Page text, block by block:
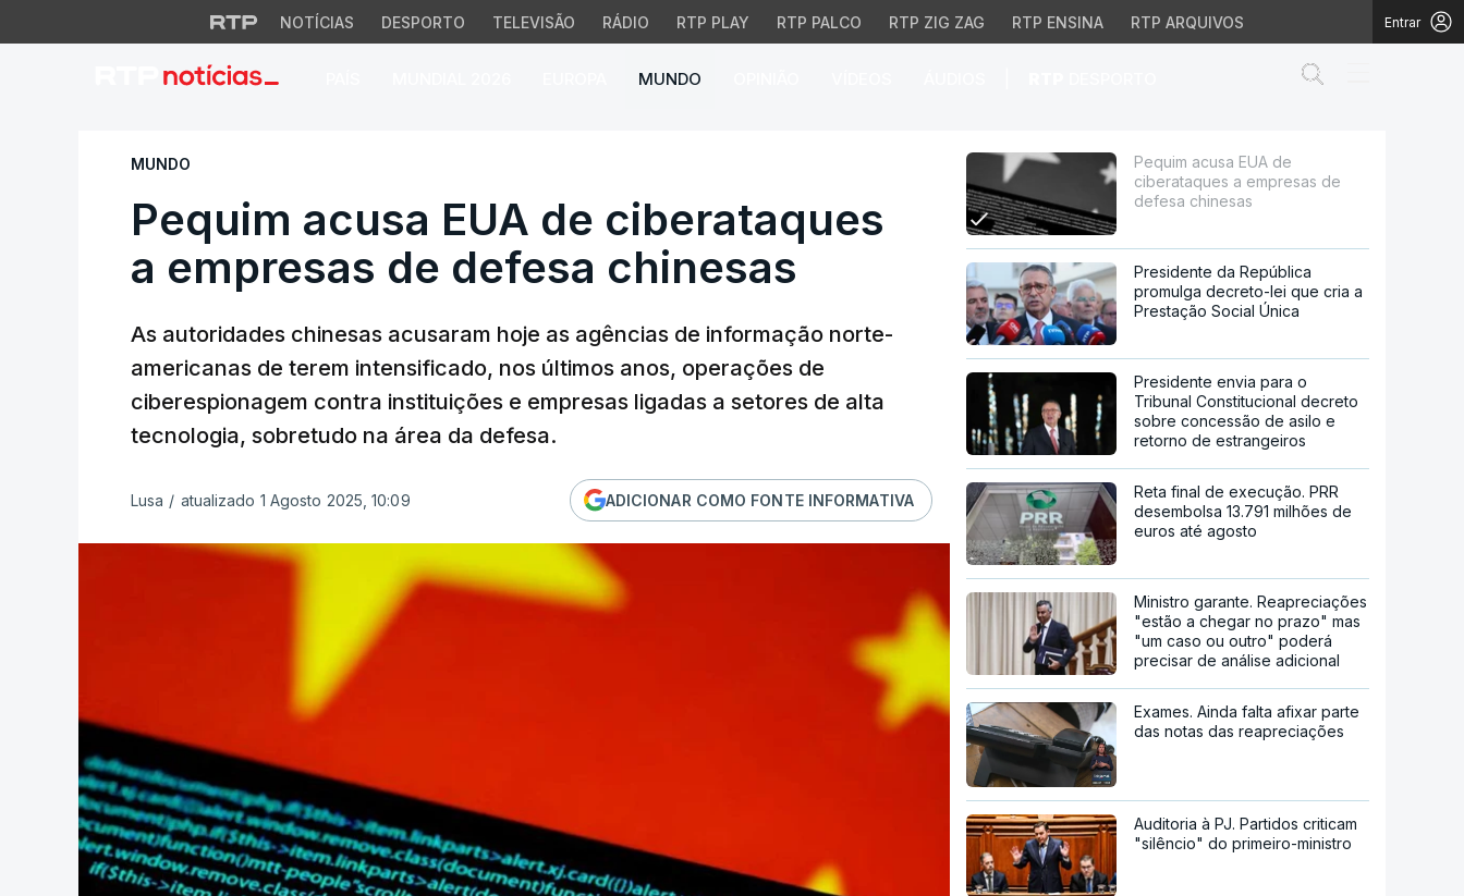
NOTÍCIAS DESPORTO TELEVISÃO RÁDIO RTP PLAY RTP PALCO RTP ZIG ZAG RTP ENSINA RTP ARQUIVOS Entrar
MUNDO
Pequim acusa EUA de ciberataques a empresas de defesa
MUNDO
Pequim acusa EUA de ciberataques
a empresas de defesa chinesas
As autoridades chinesas acusaram hoje as agências de informação norte-
americanas de terem intensificado, nos últimos anos, operações de
ciberespionagem contra instituições e empresas ligadas a setores de alta
tecnologia, sobretudo na área da defesa.
Lusa / atualizado 1 Agosto 2025, 10:09 ADICIONAR COMO FONTE INFORMATIVA
Pequim acusa EUA de
ciberataques a empresas de
defesa chinesas
Presidente da República
promulga decreto-lei que cria a
Prestação Social Única
Presidente envia para o
Tribunal Constitucional decreto
sobre concessão de asilo e
retorno de estrangeiros
Reta final de execução. PRR
desembolsa 13.791 milhões de
euros até agosto
Ministro garante. Reapreciações
"estão a chegar no prazo" mas
"um caso ou outro" poderá
precisar de análise adicional
Exames. Ainda falta afixar parte
das notas das reapreciações
Auditoria à PJ. Partidos criticam
"silêncio" do primeiro-ministro